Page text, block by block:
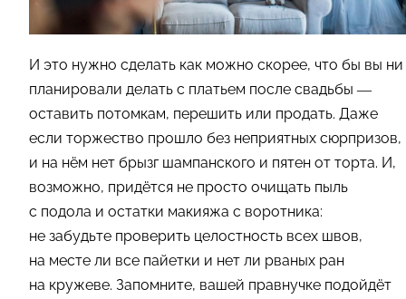
И это нужно сделать как можно скорее, что бы вы ни
планировали делать с платьем после свадьбы —
оставить потомкам, перешить или продать. Даже
если торжество прошло без неприятных сюрпризов,
и на нём нет брызг шампанского и пятен от торта. И,
возможно, придётся не просто очищать пыль
с подола и остатки макияжа с воротника:
не забудьте проверить целостность всех швов,
на месте ли все пайетки и нет ли рваных ран
на кружеве. Запомните, вашей правнучке подойдёт